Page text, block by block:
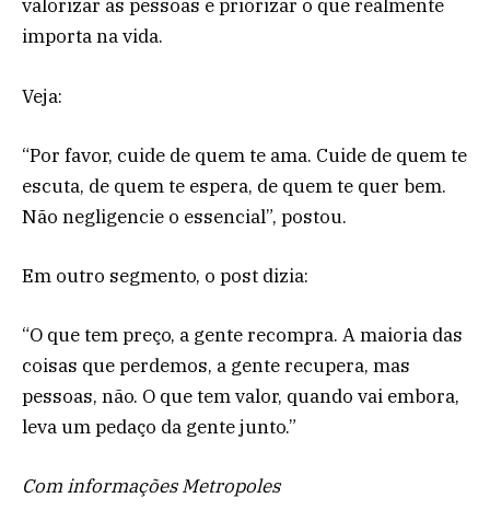
valorizar as pessoas e priorizar o que realmente
importa na vida.
Veja:
“Por favor, cuide de quem te ama. Cuide de quem te
escuta, de quem te espera, de quem te quer bem.
Não negligencie o essencial”, postou.
Em outro segmento, o post dizia:
“O que tem preço, a gente recompra. A maioria das
coisas que perdemos, a gente recupera, mas
pessoas, não. O que tem valor, quando vai embora,
leva um pedaço da gente junto.”
Com informações Metropoles